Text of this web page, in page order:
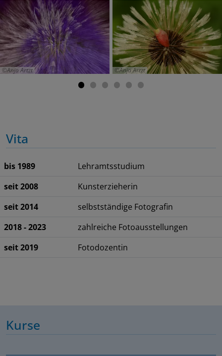
Anja Artzt Anja Artzt
Vita
bis 1989
Lehramtsstudium
seit 2008
Kunsterzieherin
seit 2014
selbstständige Fotografin
2018 - 2023
zahlreiche Fotoausstellungen
seit 2019
Fotodozentin
Kurse